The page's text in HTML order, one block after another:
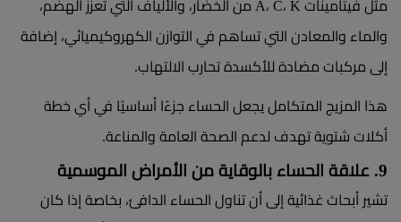
مثل فيتامينات A، C، K من الخضار، والألياف التي تعزز الهضم،
والماء والمعادن التي تساهم في التوازن الكهروكيميائي، إضافة
إلى مركبات مضادة للأكسدة تحارب الالتهاب.
هذا المزيج المتكامل يجعل الحساء جزءًا أساسيًا في أي خطة
أكلات شتوية تهدف لدعم الصحة العامة والمناعة.
9. علاقة الحساء بالوقاية من الأمراض الموسمية
تشير أبحاث غذائية إلى أن تناول الحساء الدافئ، بخاصة إذا كان